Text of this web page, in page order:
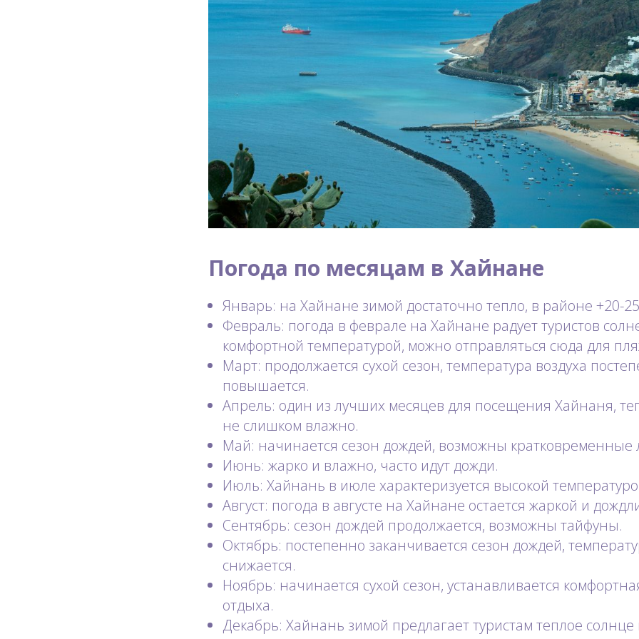
Погода по месяцам в Хайнане
Январь: на Хайнане зимой достаточно тепло, в районе +20-
Февраль: погода в феврале на Хайнане радует туристов
комфортной температурой, можно отправляться сюда для
Март: продолжается сухой сезон, температура воздуха
повышается.
Апрель: один из лучших месяцев для посещения Хайнаня,
не слишком влажно.
Май: начинается сезон дождей, возможны кратковременные
Июнь: жарко и влажно, часто идут дожди.
Июль: Хайнань в июле характеризуется высокой
Август: погода в августе на Хайнане остается жаркой и
Сентябрь: сезон дождей продолжается, возможны тайфуны.
Октябрь: постепенно заканчивается сезон дождей,
снижается.
Ноябрь: начинается сухой сезон, устанавливается
отдыха.
Декабрь: Хайнань зимой предлагает туристам теплое